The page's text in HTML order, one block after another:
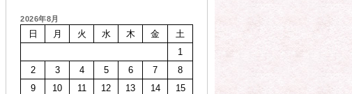
2026年8月
日 月 火 水 木 金
土
1
2
3 4 5 6 7
8
9
10 11 12 13 14
15